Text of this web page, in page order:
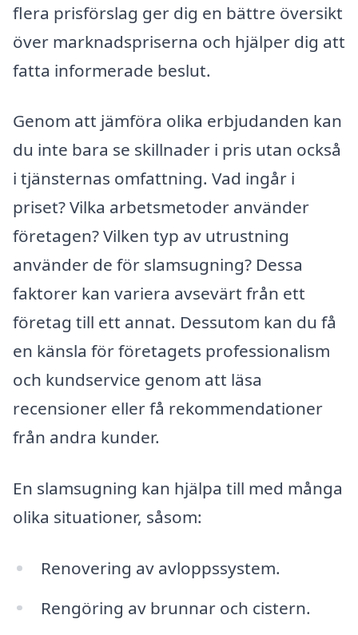
flera prisförslag ger dig en bättre översikt
över marknadspriserna och hjälper dig att
fatta informerade beslut.
Genom att jämföra olika erbjudanden kan
du inte bara se skillnader i pris utan också
i tjänsternas omfattning. Vad ingår i
priset? Vilka arbetsmetoder använder
företagen? Vilken typ av utrustning
använder de för slamsugning? Dessa
faktorer kan variera avsevärt från ett
företag till ett annat. Dessutom kan du få
en känsla för företagets professionalism
och kundservice genom att läsa
recensioner eller få rekommendationer
från andra kunder.
En slamsugning kan hjälpa till med många
olika situationer, såsom:
Renovering av avloppssystem.
Rengöring av brunnar och cistern.